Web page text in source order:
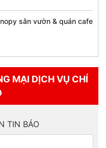
sân vườn & quán cafe
MẠI DỊCH VỤ CHÍ
TIN BÁO